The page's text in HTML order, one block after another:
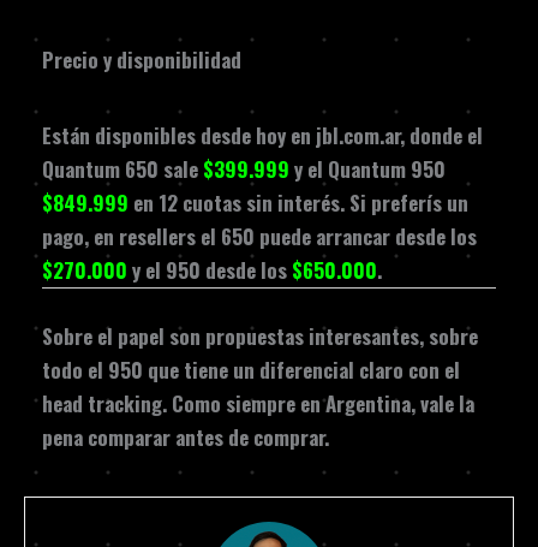
Precio y disponibilidad
Están disponibles desde hoy en jbl.com.ar, donde el
Quantum 650 sale $399.999 y el Quantum 950
$849.999 en 12 cuotas sin interés. Si preferís un
pago, en resellers el 650 puede arrancar desde los
$270.000 y el 950 desde los $650.000.
Sobre el papel son propuestas interesantes, sobre
todo el 950 que tiene un diferencial claro con el
head tracking. Como siempre en Argentina, vale la
pena comparar antes de comprar.